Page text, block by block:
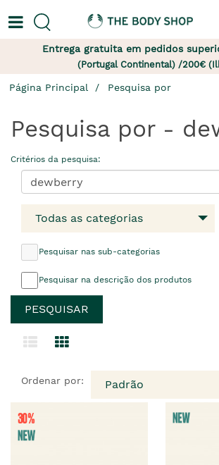
Entrega gratuita em pedidos
(Portugal Continental) /200€
Página Principal Pesquisa por
Pesquisa por -
Critérios da pesquisa:
Todas as categorias
Pesquisar nas sub-categorias
Pesquisar na descrição dos produtos
Ordenar por: Padrão